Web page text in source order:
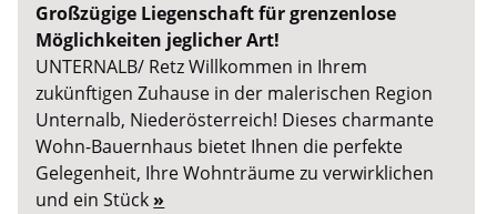
Großzügige Liegenschaft für grenzenlose
Möglichkeiten jeglicher Art!
UNTERNALB/ Retz Willkommen in Ihrem
zukünftigen Zuhause in der malerischen Region
Unternalb, Niederösterreich! Dieses charmante
Wohn-Bauernhaus bietet Ihnen die perfekte
Gelegenheit, Ihre Wohnträume zu verwirklichen
und ein Stück »